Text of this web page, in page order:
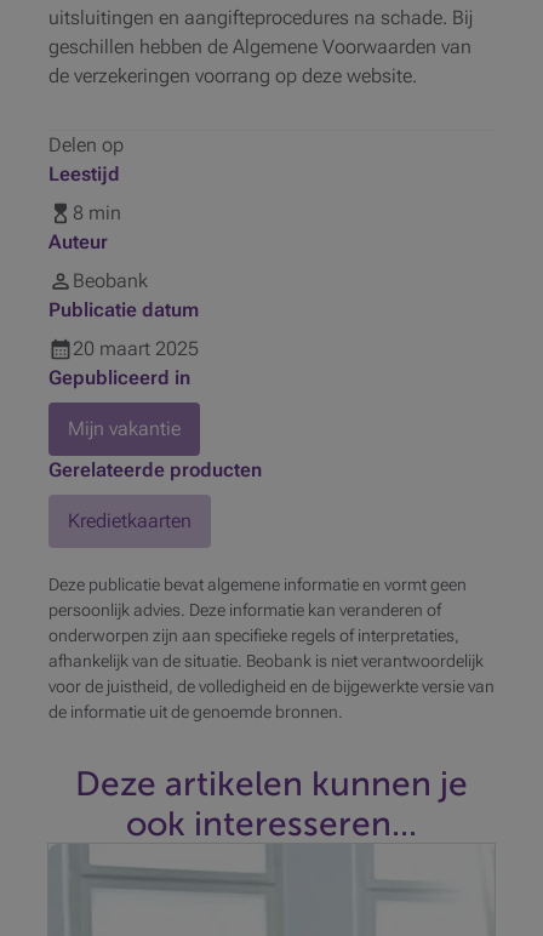
uitsluitingen en aangifteprocedures na schade. Bij
geschillen hebben de Algemene Voorwaarden van
de verzekeringen voorrang op deze website.
Delen op
Leestijd
8 min
Auteur
Beobank
Publicatie datum
20 maart 2025
Gepubliceerd in
Mijn vakantie
Gerelateerde producten
Kredietkaarten
Deze publicatie bevat algemene informatie en vormt geen
persoonlijk advies. Deze informatie kan veranderen of
onderworpen zijn aan specifieke regels of interpretaties,
afhankelijk van de situatie. Beobank is niet verantwoordelijk
voor de juistheid, de volledigheid en de bijgewerkte versie van
de informatie uit de genoemde bronnen.
Deze artikelen kunnen je
ook interesseren...
verstandig om een lening op afbetalingaan te gaan,